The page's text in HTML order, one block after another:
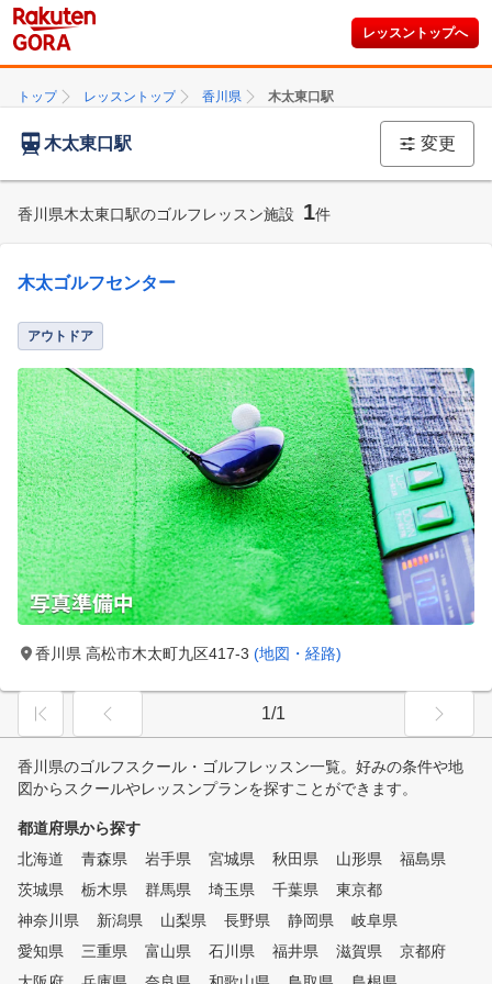
レッスントップへ
トップ レッスントップ 香川県 木太東口駅
木太東口駅 変更
香川県木太東口駅のゴルフレッスン施設 1件
木太ゴルフセンター
アウトドア
香川県 高松市木太町九区417-3 (地図・経路)
1/1
香川県のゴルフスクール・ゴルフレッスン一覧。好みの条件や地
図からスクールやレッスンプランを探すことができます。
都道府県から探す
北海道
青森県 岩手県 宮城県 秋田県 山形県
福島県
茨城県
栃木県 群馬県 埼玉県 千葉県
東京都
神奈川県
新潟県 山梨県 長野県 静岡県
岐阜県
愛知県
三重県 富山県 石川県 福井県 滋賀県
京都府